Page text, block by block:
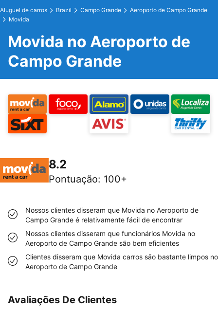
Aluguel de carros Brazil Campo Grande
Aeroporto de Campo Grande
Movida
Movida no Aeroporto de
Campo Grande
8.2
Pontuação: 100+
Nossos clientes disseram que Movida no Aeroporto de
Campo Grande é relativamente fácil de encontrar
Nossos clientes disseram que funcionários Movida no
Aeroporto de Campo Grande são bem eficientes
Clientes disseram que Movida carros são bastante limpos no
Aeroporto de Campo Grande
Avaliações De Clientes